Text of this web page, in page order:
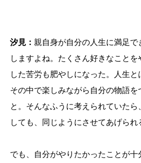
汐見： 親自身が自分の人生に満足で
しますよね。たくさん好きなこと
した苦労も肥やしになった。人生と
その中で楽しみながら自分の物語
と。そんなふうに考えられていた
しても、同じようにさせてあげられ
でも、自分がやりたかったことが十